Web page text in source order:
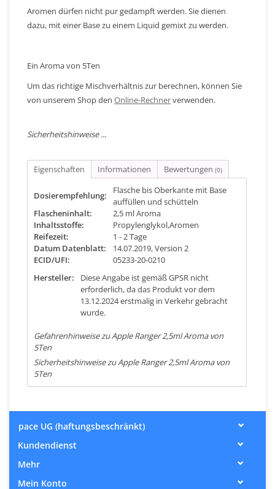
Aromen dürfen nicht pur gedampft werden. Sie dienen
dazu, mit einer Base zu einem Liquid gemixt zu werden.
Ein Aroma von 5Ten
Um das richtige Mischverhältnis zur berechnen, können Sie
von unserem Shop den Online-Rechnerverwenden.
Sicherheitshinweise ...
Eigenschaften Informationen Bewertungen (0)
Dosierempfehlung:
Flasche bis Oberkante mit Base
auffüllen und schütteln
Flascheninhalt:
2,5 ml Aroma
Inhaltsstoffe:
Propylenglykol,Aromen
Reifezeit:
1 - 2 Tage
Datum Datenblatt:
14.07.2019, Version 2
ECID/UFI:
05233-20-0210
Hersteller:
Diese Angabe ist gemäß GPSR nicht
erforderlich, da das Produkt vor dem
13.12.2024 erstmalig in Verkehr gebracht
wurde.
Gefahrenhinweise zu Apple Ranger 2,5ml Aroma von
5Ten
Sicherheitshinweise zu Apple Ranger 2,5ml Aroma von
5Ten
pace UG (haftungsbeschränkt)
Kundendienst
Mehr
Mein Konto